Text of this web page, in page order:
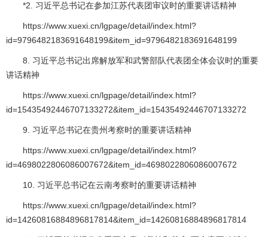
*2. 习近平总书记在参加江苏代表团审议时的重要讲话精神
https://www.xuexi.cn/lgpage/detail/index.html?
id=9796482183691648199&item_id=9796482183691648199
8. 习近平总书记出席解放军和武警部队代表团全体会议时的重要
讲话精神
https://www.xuexi.cn/lgpage/detail/index.html?
id=15435492446707133272&item_id=15435492446707133272
9. 习近平总书记在贵州考察时的重要讲话精神
https://www.xuexi.cn/lgpage/detail/index.html?
id=4698022806086007672&item_id=4698022806086007672
10. 习近平总书记在云南考察时的重要讲话精神
https://www.xuexi.cn/lgpage/detail/index.html?
id=14260816884896817814&item_id=14260816884896817814